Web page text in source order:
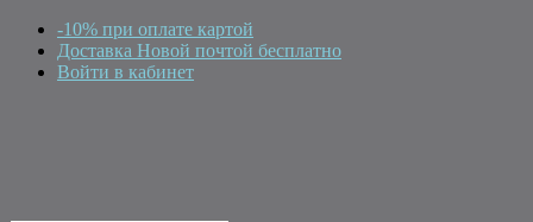
-10% при оплате картой
Доставка Новой почтой бесплатно
Войти в кабинет